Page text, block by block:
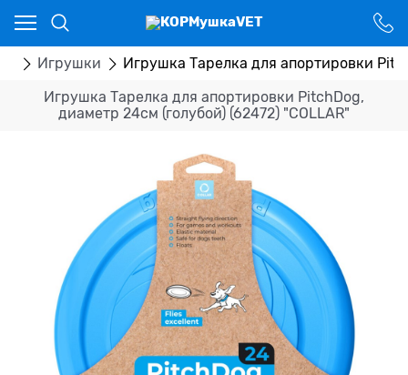
Игрушки Игрушка Тарелка для апортировки
Игрушка Тарелка для апортировки PitchDog,
диаметр 24см (голубой) (62472) "COLLAR"
Ваш город - Костанай,
угадали?
НЕТ